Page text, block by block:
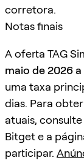
corretora.
Notas finais
A oferta TAG
maio de 2026 a
uma taxa
dias. Para
atuais,
Bitget e a
participar.